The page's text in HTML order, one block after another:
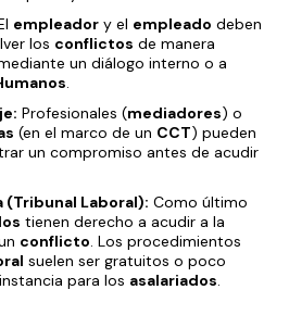
empleador y el empleado deben
los conflictos de manera
un diálogo interno o a
.
Profesionales (mediadores) o
(en el marco de un CCT) pueden
un compromiso antes de acudir
(Tribunal Laboral): Como último
tienen derecho a acudir a la
conflicto. Los procedimientos
suelen ser gratuitos o poco
para los asalariados.